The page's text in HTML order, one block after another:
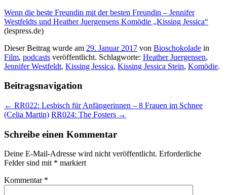
Wenn die beste Freundin mit der besten Freundin – Jennifer
Westfeldts und Heather Juergensens Komödie „Kissing Jessica“
(lespress.de)
Dieser Beitrag wurde am 29. Januar 2017 von Bioschokolade in
Film, podcasts veröffentlicht. Schlagworte: Heather Juergensen,
Jennifer Westfeldt, Kissing Jessica, Kissing Jessica Stein, Komödie.
Beitragsnavigation
← RR022: Lesbisch für Anfängerinnen – 8 Frauen im Schnee
(Celia Martin) RR024: The Fosters →
Schreibe einen Kommentar
Deine E-Mail-Adresse wird nicht veröffentlicht. Erforderliche
Felder sind mit * markiert
Kommentar *